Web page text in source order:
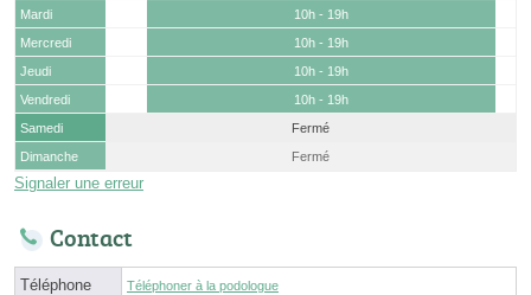
Mardi
10h - 19h
Mercredi
10h - 19h
Jeudi
10h - 19h
Vendredi
10h - 19h
Samedi
Fermé
Dimanche
Fermé
Signaler une erreur
Contact
Téléphone Téléphoner à la podologue